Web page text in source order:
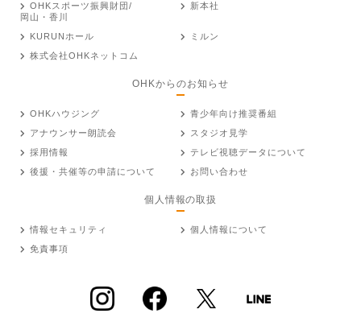
OHKスポーツ振興財団/
岡山・香川
新本社
KURUNホール
ミルン
株式会社OHKネットコム
OHKからのお知らせ
OHKハウジング
青少年向け推奨番組
アナウンサー朗読会
スタジオ見学
採用情報
テレビ視聴データについて
後援・共催等の申請について
お問い合わせ
個人情報の取扱
情報セキュリティ
個人情報について
免責事項